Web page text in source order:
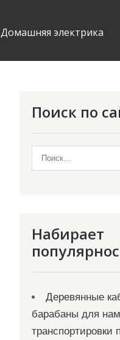
Домашняя электрика
Поиск по
Набирает
Деревянные
барабаны для
транспортировки